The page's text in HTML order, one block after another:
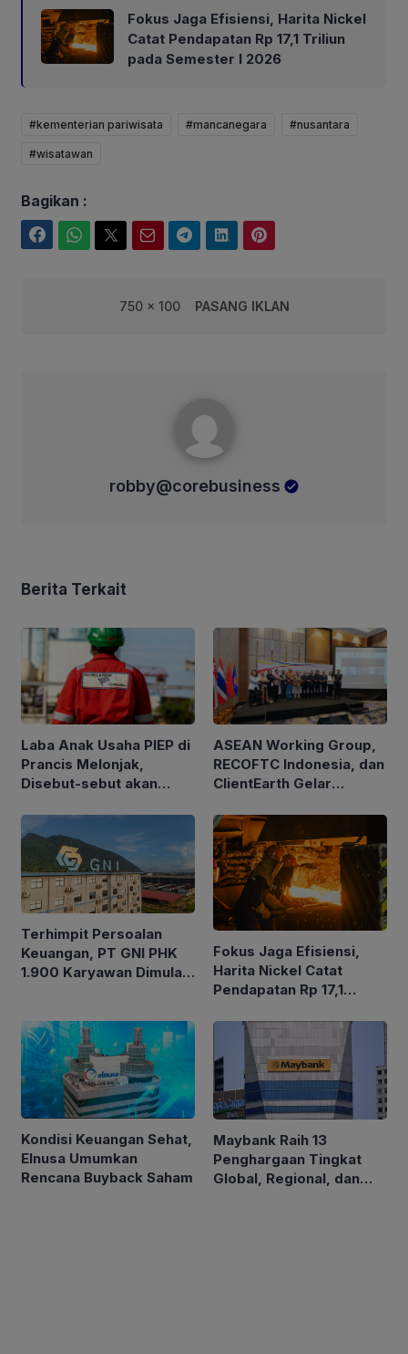
Fokus Jaga Efisiensi, Harita Nickel
Catat Pendapatan Rp 17,1 Triliun
pada Semester I 2026
#kementerian pariwisata #mancanegara #nusantara
#wisatawan
Bagikan :
750 x 100 PASANG IKLAN
robby@corebusiness
Berita Terkait
Laba Anak Usaha PIEP di
Prancis Melonjak,
Disebut-sebut akan
Migas Kanada
ASEAN Working Group,
RECOFTC Indonesia, dan
ClientEarth Gelar
untuk Memperkuat Tata
Kelola Perhutanan Sosial
Terhimpit Persoalan
Keuangan, PT GNI PHK
1.900 Karyawan Dimulai
Fokus Jaga Efisiensi,
Harita Nickel Catat
Pendapatan Rp 17,1
2026
Kondisi Keuangan Sehat,
Elnusa Umumkan
Rencana Buyback Saham
Maybank Raih 13
Penghargaan Tingkat
Global, Regional, dan